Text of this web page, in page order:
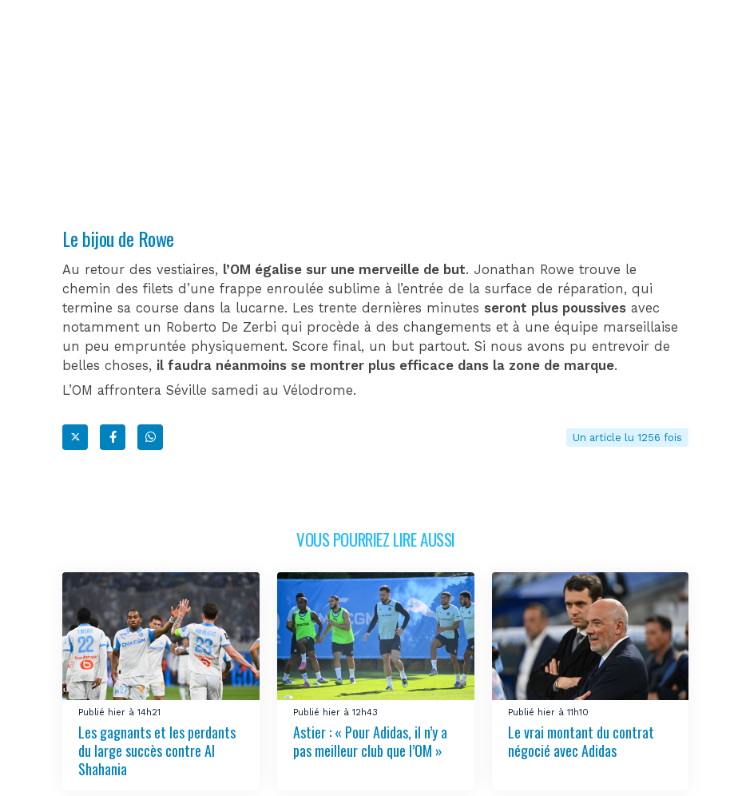
Le bijou de Rowe
Au retour des vestiaires, l’OM égalise sur une merveille de but. Jonathan Rowe trouve le
chemin des filets d’une frappe enroulée sublime à l’entrée de la surface de réparation, qui
termine sa course dans la lucarne. Les trente dernières minutes seront plus poussives avec
notamment un Roberto De Zerbi qui procède à des changements et à une équipe marseillaise
un peu empruntée physiquement. Score final, un but partout. Si nous avons pu entrevoir de
belles choses, il faudra néanmoins se montrer plus efficace dans la zone de marque.
L’OM affrontera Séville samedi au Vélodrome.
Un article lu 1256 fois
VOUS POURRIEZ LIRE AUSSI
Publié hier à 14h21
Les gagnants et les perdants
du large succès contre Al
Shahania
Publié hier à 12h43
Astier : « Pour Adidas, il n’y a
pas meilleur club que l’OM »
Publié hier à 11h10
Le vrai montant du contrat
négocié avec Adidas